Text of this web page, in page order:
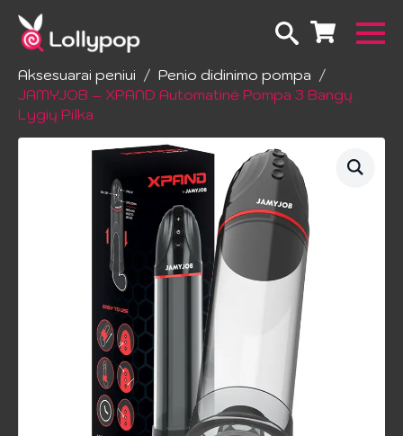
Pradžia Erotiniai žailsai
Aksesuarai peniui
Penio didinimo pompa
JAMYJOB – XPAND Automatinė Pompa 3 Bangų
Lygių Pilka